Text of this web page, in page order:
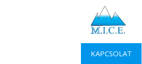
KAPCSOLAT